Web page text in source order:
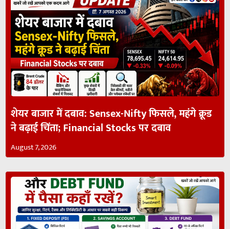
शेयर बाजार में दबाव: Sensex-Nifty फिसले, महंगे क्रूड
ने बढ़ाई चिंता; Financial Stocks पर दबाव
August 7, 2026